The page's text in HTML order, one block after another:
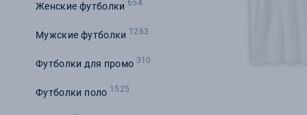
Женские футболки 654
Мужские футболки 1263
Футболки для промо 310
Футболки поло 1525